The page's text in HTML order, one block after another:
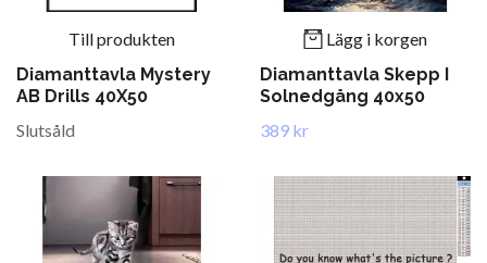
Till produkten
Diamanttavla Mystery
AB Drills 40X50
Slutsåld
Lägg i korgen
Diamanttavla Skepp I
Solnedgång 40x50
389 kr